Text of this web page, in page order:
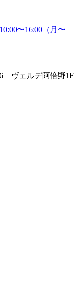
10:00〜16:00（月〜
6 ヴェルデ阿倍野1F